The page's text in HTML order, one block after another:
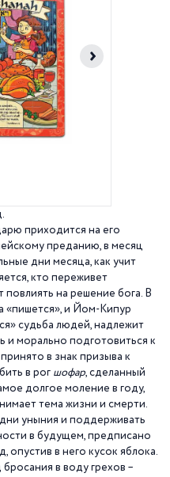
приходится на его
преданию, в месяц
дни месяца, как учит
кто переживет
на решение бога. В
«пишется», и Йом-Кипур
судьба людей, надлежит
морально подготовиться к
в знак призыва к
в рог шофар, сделанный
долгое моление в году,
тема жизни и смерти.
уныния и поддерживать
в будущем, предписано
опустив в него кусок яблока.
в воду грехов –